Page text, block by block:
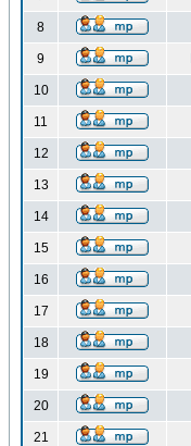
8
9
10
11
12
13
14
15
16
17
18
19
20
21